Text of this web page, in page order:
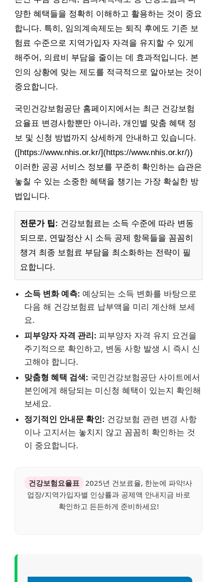
양한 혜택들을 정확히 이해하고 활용하는 것이 중요
합니다. 특히, 임의계속제도는 퇴직 후에도 기존 보
험료 수준으로 지역가입자 자격을 유지할 수 있게
해주어, 의료비 부담을 줄이는 데 효과적입니다. 본
인의 상황에 맞는 제도를 적극적으로 알아보는 것이
중요합니다.
국민건강보험공단 홈페이지에서는 최근 건강보험
요율표 변경사항뿐만 아니라, 개인별 맞춤 혜택 정
보 및 신청 방법까지 상세하게 안내하고 있습니다.
([https://www.nhis.or.kr/](https://www.nhis.or.kr/))
이러한 공공 서비스 정보를 꾸준히 확인하는 습관은
놓칠 수 있는 소중한 혜택을 챙기는 가장 확실한 방
법입니다.
전문가 팁: 건강보험료는 소득 수준에 따라 변동
되므로, 연말정산 시 소득 공제 항목들을 꼼꼼히
챙겨 최종 보험료 부담을 최소화하는 전략이 필
요합니다.
소득 변화 예측: 예상되는 소득 변화를 바탕으로
다음 해 건강보험료 납부액을 미리 계산해 보세
요.
피부양자 자격 관리: 피부양자 자격 유지 요건을
주기적으로 확인하고, 변동 사항 발생 시 즉시 신
고해야 합니다.
맞춤형 혜택 검색: 국민건강보험공단 사이트에서
본인에게 해당되는 미신청 혜택이 있는지 확인해
보세요.
정기적인 안내문 확인: 건강보험 관련 변경 사항
이나 고지서는 놓치지 않고 꼼꼼히 확인하는 것
이 중요합니다.
건강보험요율표 2025년 건보료율, 한눈에 파악!사
업장/지역가입자별 인상률과 공제액 안내지금 바로
확인하고 든든하게 준비하세요!